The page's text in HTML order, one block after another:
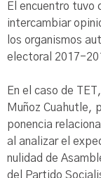
El encuentro tuvo
intercambiar
los organismos
electoral 2017-
En el caso de
Muñoz Cuahutle,
ponencia
al analizar el
nulidad de
del Partido